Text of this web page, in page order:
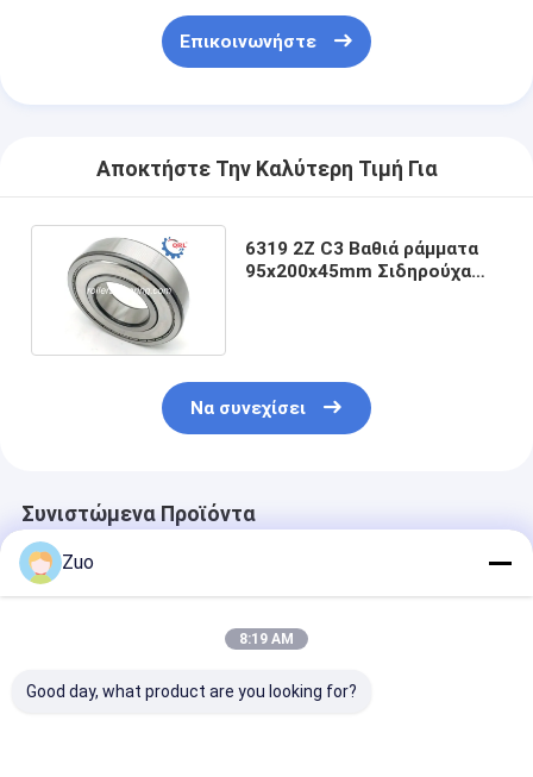
Επικοινωνήστε
Αποκτήστε Την Καλύτερη Τιμή Για
6319 2Z C3 Βαθιά ράμματα
95x200x45mm Σιδηρούχα
Να συνεχίσει
Συνιστώμενα Προϊόντα
Zuo
8:19 AM
Good day, what product are you looking for?